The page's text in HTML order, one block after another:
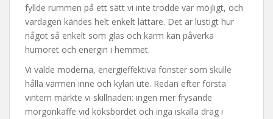
fyllde rummen på ett sätt vi inte trodde var möjligt, och
vardagen kändes helt enkelt lättare. Det är lustigt hur
något så enkelt som glas och karm kan påverka
humöret och energin i hemmet.
Vi valde moderna, energieffektiva fönster som skulle
hålla värmen inne och kylan ute. Redan efter första
vintern märkte vi skillnaden: ingen mer frysande
morgonkaffe vid köksbordet och inga iskalla drag i